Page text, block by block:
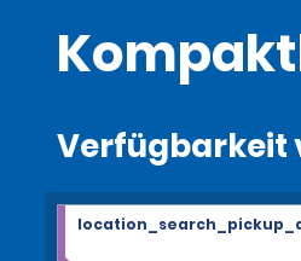
Verfügbarkeit